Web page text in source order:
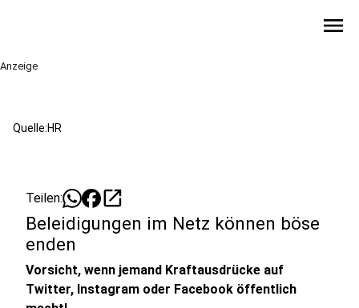
menu
Anzeige
Quelle:HR
Teilen: open_in_new
Beleidigungen im Netz können böse
enden
Vorsicht, wenn jemand Kraftausdrücke auf
Twitter, Instagram oder Facebook öffentlich